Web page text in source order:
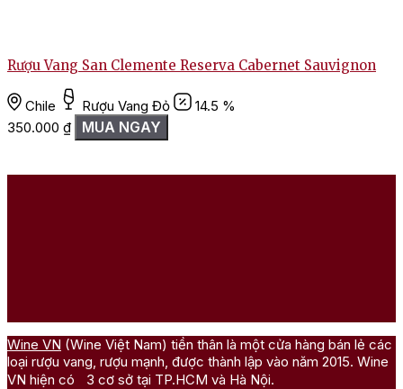
Rượu Vang San Clemente Reserva Cabernet Sauvignon
Chile Rượu Vang Đỏ
14.5 %
350.000 ₫ MUA NGAY
Wine VN (Wine Việt Nam) tiền thân là một cửa hàng bán lẻ các
loại rượu vang, rượu mạnh, được thành lập vào năm 2015. Wine
VN hiện có 3 cơ sở tại TP.HCM và Hà Nội.